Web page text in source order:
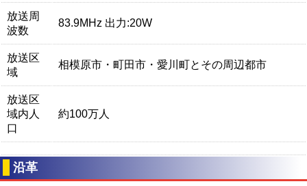
放送周
波数
83.9MHz 出力:20W
放送区
域
相模原市・町田市・愛川町とその周辺都市
放送区
域内人
口
約100万人
沿革